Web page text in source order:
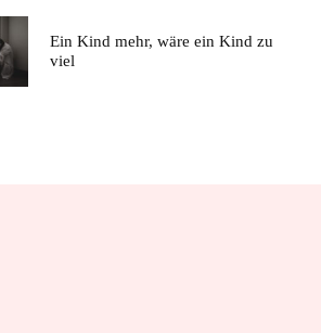
Ein Kind mehr, wäre ein Kind zu
viel